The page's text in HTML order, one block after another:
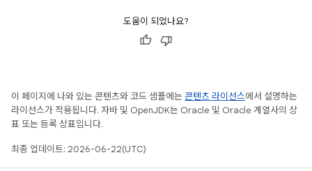
도움이 되었나요?
이 페이지에 나와 있는 콘텐츠와 코드 샘플에는 콘텐츠 라이선스에서 설명하는
라이선스가 적용됩니다. 자바 및 OpenJDK는 Oracle 및 Oracle 계열사의 상
표 또는 등록 상표입니다.
최종 업데이트: 2026-06-22(UTC)